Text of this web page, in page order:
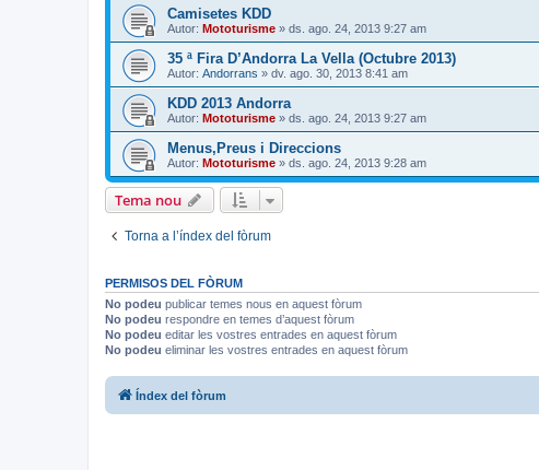
Camisetes KDD
Autor: Mototurisme » ds. ago. 24, 2013 9:27 am
35 ª Fira D’Andorra La Vella (Octubre 2013)
Autor: Andorrans » dv. ago. 30, 2013 8:41 am
KDD 2013 Andorra
Autor: Mototurisme » ds. ago. 24, 2013 9:27 am
Menus,Preus i Direccions
Autor: Mototurisme » ds. ago. 24, 2013 9:28 am
Tema nou
Torna a l’índex del fòrum
PERMISOS DEL FÒRUM
No podeu publicar temes nous en aquest fòrum
No podeu respondre en temes d’aquest fòrum
No podeu editar les vostres entrades en aquest fòrum
No podeu eliminar les vostres entrades en aquest fòrum
Índex del fòrum